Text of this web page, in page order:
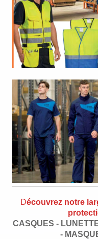
Découvrez notre
CASQUES -
-